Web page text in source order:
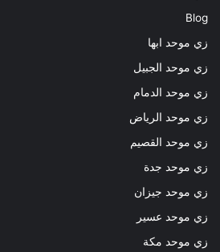
Blog
زي موحد ابها
زي موحد الجبيل
زي موحد الدمام
زي موحد الرياض
زي موحد القصيم
زي موحد جدة
زي موحد جيزان
زي موحد عسير
زي موحد مكة